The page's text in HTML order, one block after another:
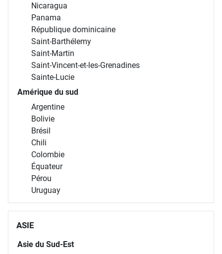
Nicaragua
Panama
République dominicaine
Saint-Barthélemy
Saint-Martin
Saint-Vincent-et-les-Grenadines
Sainte-Lucie
Amérique du sud
Argentine
Bolivie
Brésil
Chili
Colombie
Équateur
Pérou
Uruguay
ASIE
Asie du Sud-Est